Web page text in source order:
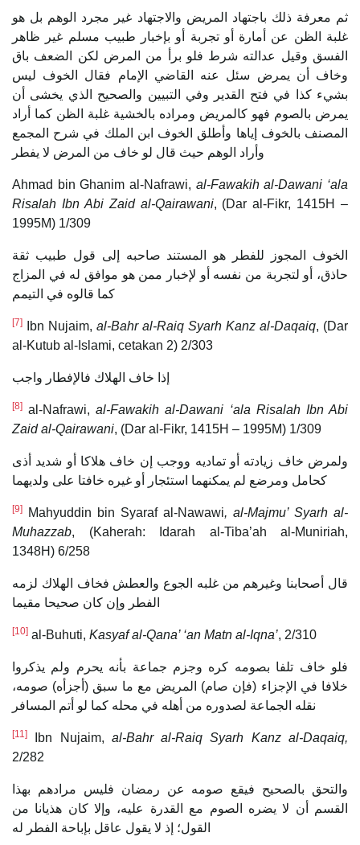
ثم معرفة ذلك باجتهاد المريض والاجتهاد غير مجرد الوهم بل هو
غلبة الظن عن أمارة أو تجربة أو بإخبار طبيب مسلم غير ظاهر
الفسق وقيل عدالته شرط فلو برأ من المرض لكن الضعف باق
وخاف أن يمرض سئل عنه القاضي الإمام فقال الخوف ليس
بشيء كذا في فتح القدير وفي التبيين والصحيح الذي يخشى أن
يمرض بالصوم فهو كالمريض ومراده بالخشية غلبة الظن كما أراد
المصنف بالخوف إياها وأطلق الخوف ابن الملك في شرح المجمع
Ahmad bin Ghanim al-Nafrawi, al-Fawakih al-Dawani ‘ala
Risalah Ibn Abi Zaid al-Qairawani, (Dar al-Fikr, 1415H –
1995M) 1/309
الخوف المجوز للفطر هو المستند صاحبه إلى قول طبيب ثقة
حاذق، أو لتجربة من نفسه أو لإخبار ممن هو موافق له في المزاج
كما قالوه في التيمم
[7] Ibn Nujaim, al-Bahr al-Raiq Syarh Kanz al-Daqaiq, (Dar
al-Kutub al-Islami, cetakan 2) 2/303
إذا خاف الهلاك فالإفطار واجب
[8] al-Nafrawi,al-Fawakih al-Dawani ‘ala Risalah Ibn Abi
Zaid al-Qairawani, (Dar al-Fikr, 1415H – 1995M) 1/309
ولمرض خاف زيادته أو تماديه ووجب إن خاف هلاكا أو شديد أذى
كحامل ومرضع لم يمكنهما استئجار أو غيره خافتا على ولديهما
[9] Mahyuddin bin Syaraf al-Nawawi, al-Majmu’ Syarh al-
Muhazzab, (Kaherah: Idarah al-Tiba’ah al-Muniriah,
1348H) 6/258
قال أصحابنا وغيرهم من غلبه الجوع والعطش فخاف الهلاك لزمه
[10] al-Buhuti, Kasyaf al-Qana’ ‘an Matn al-Iqna’, 2/310
فلو خاف تلفا بصومه كره وجزم جماعة بأنه يحرم ولم يذكروا
خلافا في الإجزاء (فإن صام) المريض مع ما سبق (أجزأه) صومه،
نقله الجماعة لصدوره من أهله في محله كما لو أتم المسافر
[11] Ibn Nujaim, al-Bahr al-Raiq Syarh Kanz al-Daqaiq,
2/282
والتحق بالصحيح فيقع صومه عن رمضان فليس مرادهم بهذا
القسم أن لا يضره الصوم مع القدرة عليه، وإلا كان هذيانا من
القول؛ إذ لا يقول عاقل بإباحة الفطر له